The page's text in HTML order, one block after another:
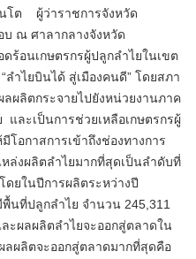
โต ผู้ว่าราชการจังหวัด
บ ณ ศาลากลางจังหวัด
ร้อนเกษตรกรผู้ปลูกลำไยในเขต
ำไยบินได้ สู่เมืองคนดี” โดยสภา
ผลิตกระจายไปยังหน่วยงานภาค
และเป็นการช่วยเหลือเกษตรกรผู้
โอกาสการเข้าถึงช่องทางการ
ล่งผลิตลำไยมากที่สุดเป็นลำดับที่
ยในปีการผลิตระหว่างปี
นที่ปลูกลำไย จำนวน 245,311
ะผลผลิตลำไยจะออกสู่ตลาดใน
ลผลิตจะออกสู่ตลาดมากที่สุดคือ